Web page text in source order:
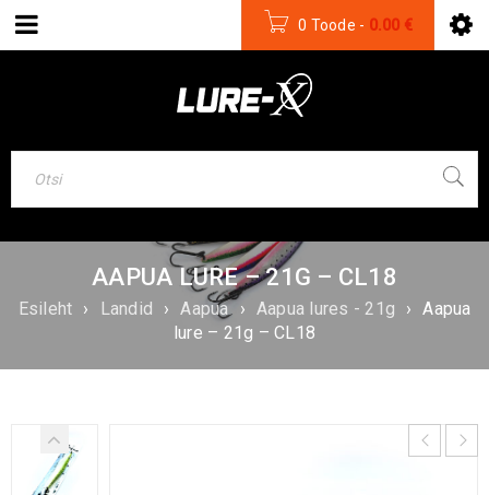
0 Toode - 0.00 €
AAPUA LURE – 21G – CL18
Esileht › Landid › Aapua › Aapua lures - 21g › Aapua
lure – 21g – CL18